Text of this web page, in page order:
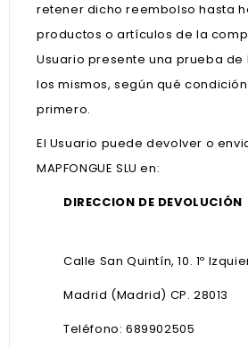
retener dicho reembolso hasta
productos o artículos de la
Usuario presente una prueba
los mismos, según qué
primero.
El Usuario puede devolver o
MAPFONGUE SLU en:
DIRECCION DE DEVOLUCIÓN
Calle San Quintín, 10. 1º
Madrid (Madrid) CP. 28013
Teléfono: 689902505